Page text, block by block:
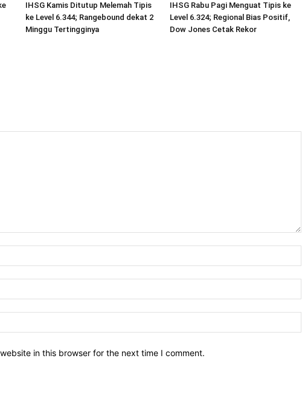
IHSG Kamis Ditutup Melemah Tipis
ke Level 6.344; Rangebound dekat 2
Minggu Tertingginya
IHSG Rabu Pagi Menguat Tipis ke
Level 6.324; Regional Bias Positif,
Dow Jones Cetak Rekor
in this browser for the next time I comment.